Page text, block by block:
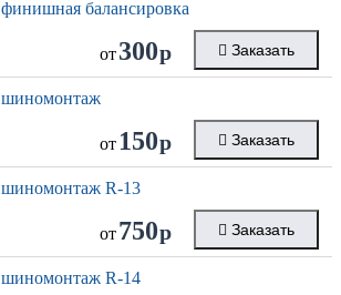
финишная балансировка
от300р Заказать
шиномонтаж
от 150р Заказать
шиномонтаж R-13
от750р Заказать
шиномонтаж R-14